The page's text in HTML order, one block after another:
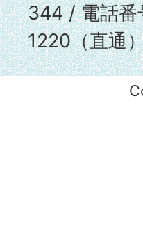
344 / 電話
1220（直通